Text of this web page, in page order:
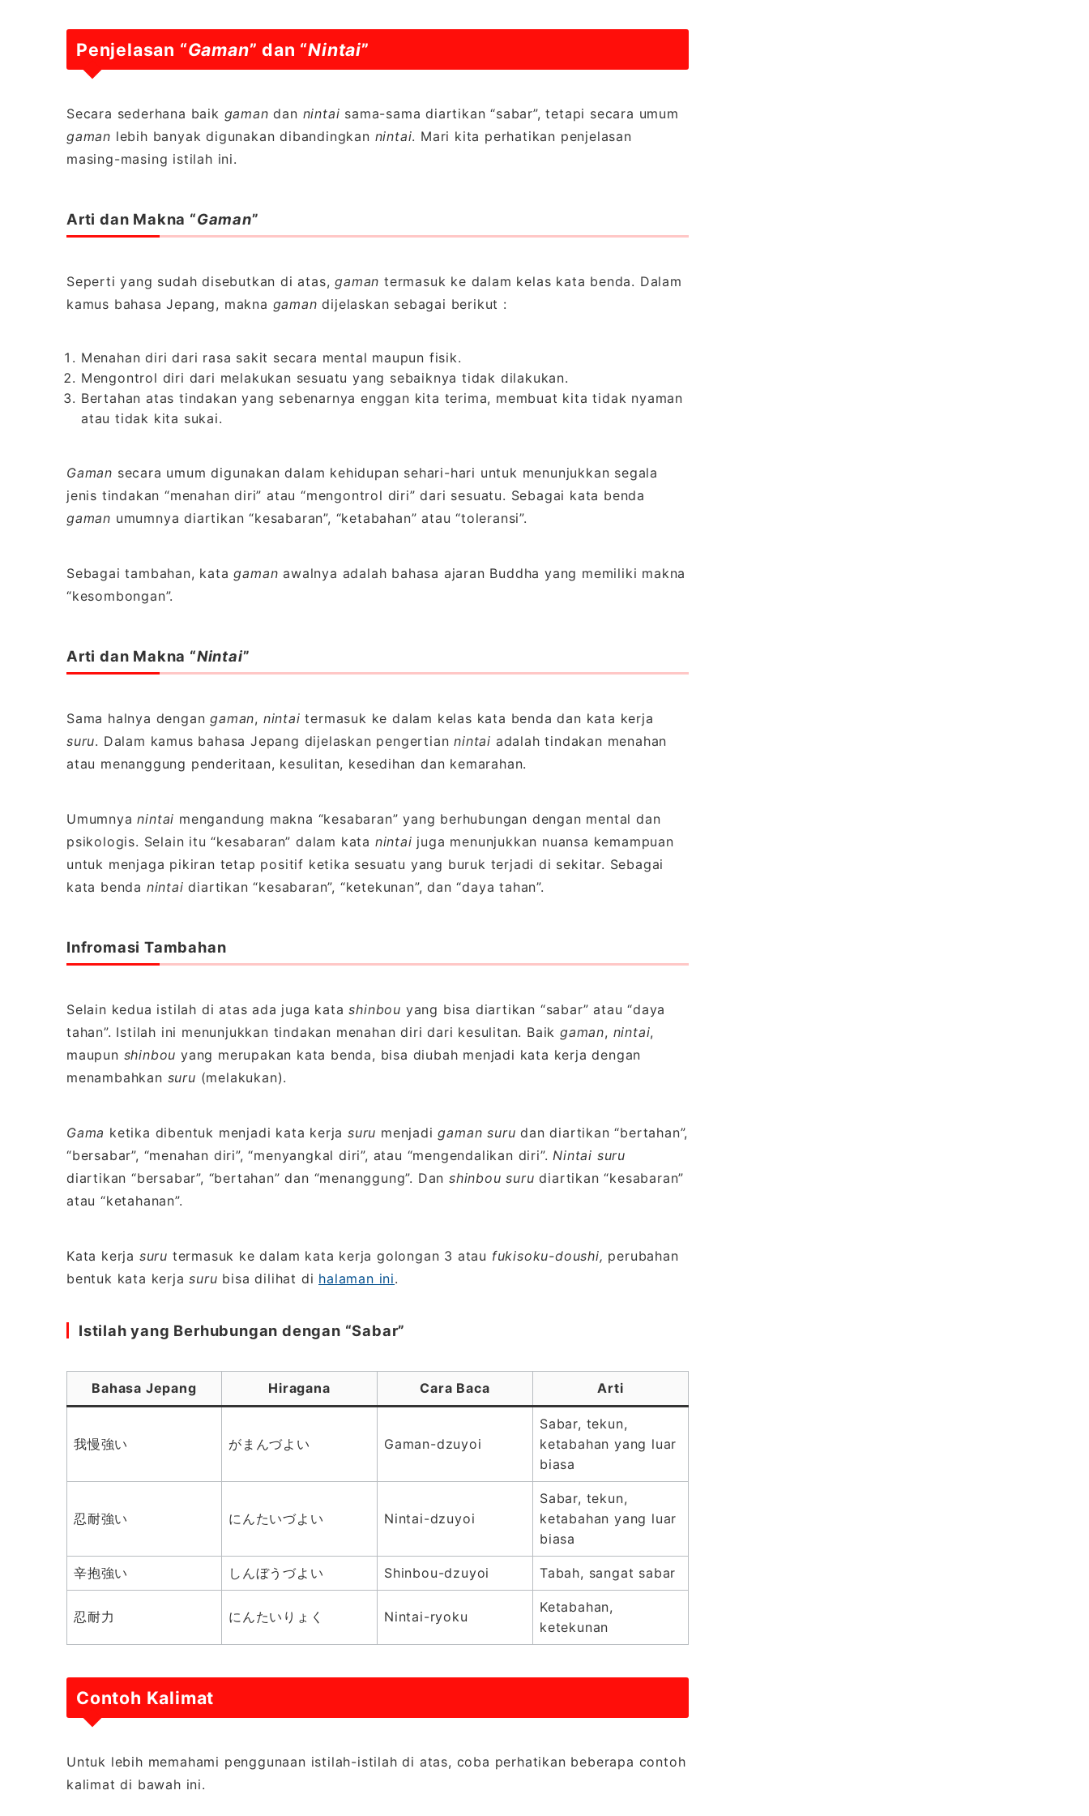
Penjelasan “Gaman” dan “Nintai”
Secara sederhana baik gaman dan nintai sama-sama diartikan “sabar”, tetapi secara umum
gaman lebih banyak digunakan dibandingkan nintai. Mari kita perhatikan penjelasan
masing-masing istilah ini.
Arti dan Makna “Gaman”
Seperti yang sudah disebutkan di atas,gaman termasuk ke dalam kelas kata benda. Dalam
kamus bahasa Jepang, makna gaman dijelaskan sebagai berikut :
Menahan diri dari rasa sakit secara mental maupun fisik.
Mengontrol diri dari melakukan sesuatu yang sebaiknya tidak dilakukan.
Bertahan atas tindakan yang sebenarnya enggan kita terima, membuat kita tidak nyaman
atau tidak kita sukai.
Gaman secara umum digunakan dalam kehidupan sehari-hari untuk menunjukkan segala
jenis tindakan “menahan diri” atau “mengontrol diri” dari sesuatu. Sebagai kata benda
gaman umumnya diartikan “kesabaran”, “ketabahan” atau “toleransi”.
Sebagai tambahan, katagaman awalnya adalah bahasa ajaran Buddha yang memiliki makna
“kesombongan”.
Arti dan Makna “Nintai”
Sama halnya dengangaman, nintai termasuk ke dalam kelas kata benda dan kata kerja
suru. Dalam kamus bahasa Jepang dijelaskan pengertiannintai adalah tindakan menahan
atau menanggung penderitaan, kesulitan, kesedihan dan kemarahan.
Umumnyanintai mengandung makna “kesabaran” yang berhubungan dengan mental dan
psikologis. Selain itu “kesabaran” dalam kata nintai juga menunjukkan nuansa kemampuan
untuk menjaga pikiran tetap positif ketika sesuatu yang buruk terjadi di sekitar. Sebagai
kata benda nintai diartikan “kesabaran”, “ketekunan”, dan “daya tahan”.
Infromasi Tambahan
Selain kedua istilah di atas ada juga katashinbou yang bisa diartikan “sabar” atau “daya
tahan”. Istilah ini menunjukkan tindakan menahan diri dari kesulitan. Baik gaman, nintai,
maupun shinbou yang merupakan kata benda, bisa diubah menjadi kata kerja dengan
menambahkan suru (melakukan).
Gama ketika dibentuk menjadi kata kerja suru menjadigaman suru dan diartikan “bertahan”,
“bersabar”, “menahan diri”, “menyangkal diri”, atau “mengendalikan diri”.Nintai suru
diartikan “bersabar”, “bertahan” dan “menanggung”. Dan shinbou suru diartikan “kesabaran”
atau “ketahanan”.
Kata kerja suru termasuk ke dalam kata kerja golongan 3 atau fukisoku-doushi, perubahan
bentuk kata kerjasuru bisa dilihat di halaman ini.
Istilah yang Berhubungan dengan “Sabar”
Bahasa Jepang Hiragana Cara Baca Arti
我慢強い がまんづよい Gaman-dzuyoi
Sabar, tekun,
ketabahan yang luar
biasa
忍耐強い にんたいづよい Nintai-dzuyoi
Sabar, tekun,
ketabahan yang luar
biasa
辛抱強い しんぼうづよい Shinbou-dzuyoi Tabah, sangat sabar
忍耐力 にんたいりょく Nintai-ryoku
Ketabahan,
ketekunan
Contoh Kalimat
Untuk lebih memahami penggunaan istilah-istilah di atas, coba perhatikan beberapa contoh
kalimat di bawah ini.